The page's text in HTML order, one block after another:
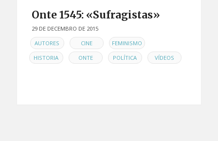
Onte 1545: «Sufragistas»
29 DE DECEMBRO DE 2015
EN AUTORES , CINE , FEMINISMO ,
HISTORIA , ONTE , POLÍTICA , VÍDEOS